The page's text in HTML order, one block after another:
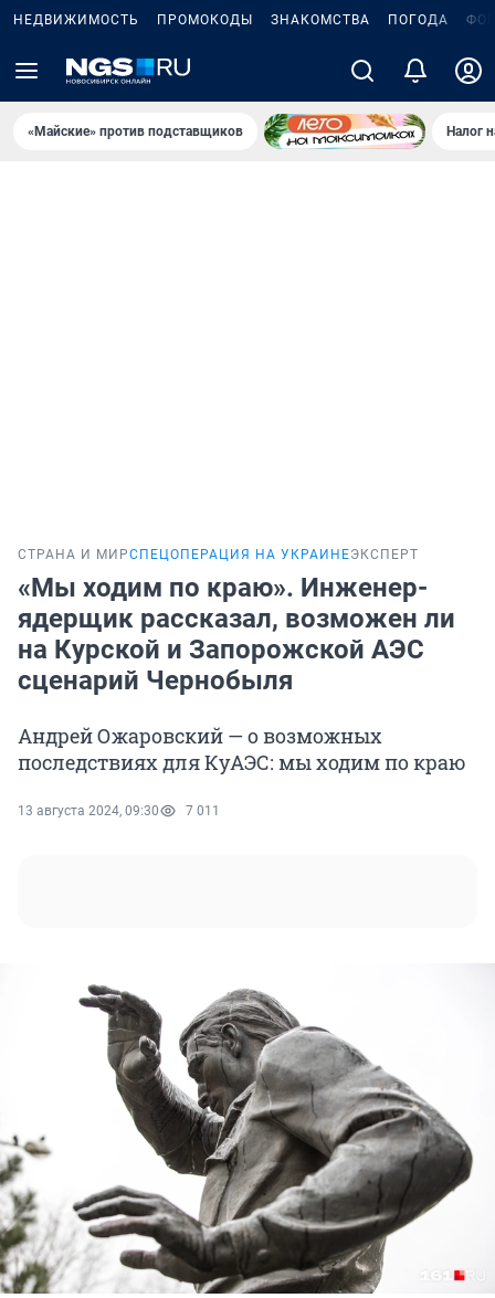
НЕДВИЖИМОСТЬ ПРОМОКОДЫ ЗНАКОМСТВА ПОГОДА
«Майские» против подставщиков Налог
СТРАНА И МИРСПЕЦОПЕРАЦИЯ НА УКРАИНЕЭКСПЕРТ
«Мы ходим по краю». Инженер-
ядерщик рассказал, возможен ли
на Курской и Запорожской АЭС
сценарий Чернобыля
Андрей Ожаровский — о возможных
последствиях для КуАЭС: мы ходим по краю
13 августа 2024, 09:30 7 011